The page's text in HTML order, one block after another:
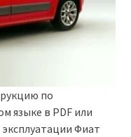
по
языке в PDF или
Фиат